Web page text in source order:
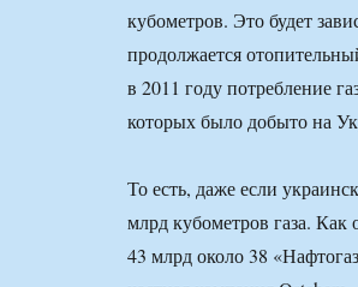
кубометров. Это будет
продолжается
в 2011 году потребление
которых было добыто на
То есть, даже если
млрд кубометров газа.
43 млрд около 38